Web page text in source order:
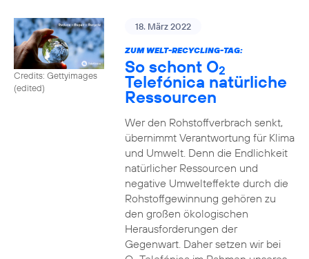
Credits: Gettyimages
(edited)
18. März 2022
ZUM WELT-RECYCLING-TAG:
So schont O2
Telefónica natürliche
Ressourcen
Wer den Rohstoffverbrach senkt,
übernimmt Verantwortung für Klima
und Umwelt. Denn die Endlichkeit
natürlicher Ressourcen und
negative Umwelteffekte durch die
Rohstoffgewinnung gehören zu
den großen ökologischen
Herausforderungen der
Gegenwart. Daher setzen wir bei